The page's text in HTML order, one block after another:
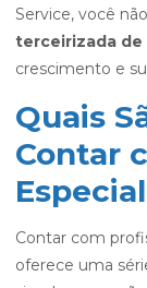
Service, você
terceirizada de
crescimento e
Quais
Contar
Contar com
oferece uma